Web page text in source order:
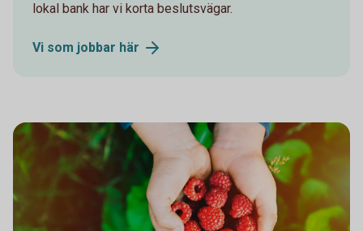
lokal bank har vi korta beslutsvägar.
Vi som jobbar här